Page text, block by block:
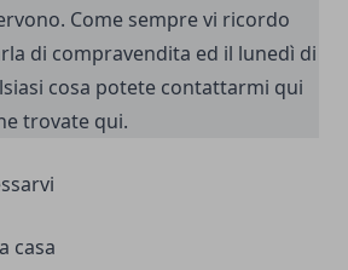
Come sempre vi ricordo
di compravendita ed il lunedì di
cosa potete contattarmi qui
trovate qui.
casa